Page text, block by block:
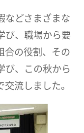
などさまざまな
び、職場から要
合の役割、その
び、この秋から
流しました。